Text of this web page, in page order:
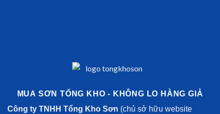
MUA SƠN TỔNG KHO - KHÔNG LO HÀNG GIẢ
Công ty TNHH Tổng Kho Sơn (chủ sở hữu website